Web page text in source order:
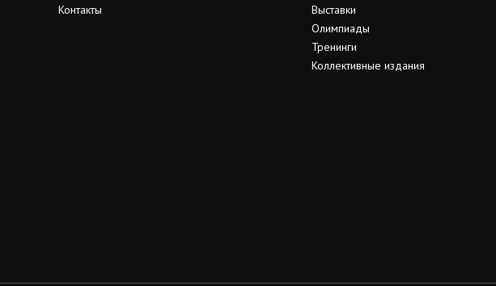
Контакты
Выставки
Олимпиады
Тренинги
Коллективные издания